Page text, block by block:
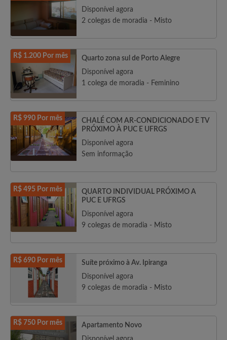
Disponível agora
2 colegas de moradia - Misto
R$ 1.200 Por mês
Quarto zona sul de Porto Alegre
Disponível agora
1 colega de moradia - Feminino
R$ 990 Por mês
CHALÉ COM AR-CONDICIONADO E TV
PRÓXIMO À PUC E UFRGS
Disponível agora
Sem informação
R$ 495 Por mês
QUARTO INDIVIDUAL PRÓXIMO A
PUC E UFRGS
Disponível agora
9 colegas de moradia - Misto
R$ 690 Por mês
Suíte próximo à Av. Ipiranga
Disponível agora
9 colegas de moradia - Misto
R$ 750 Por mês
Apartamento Novo